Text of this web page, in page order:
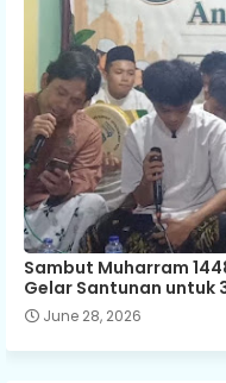
Sambut Muharram
Gelar Santunan untuk
June 28, 2026